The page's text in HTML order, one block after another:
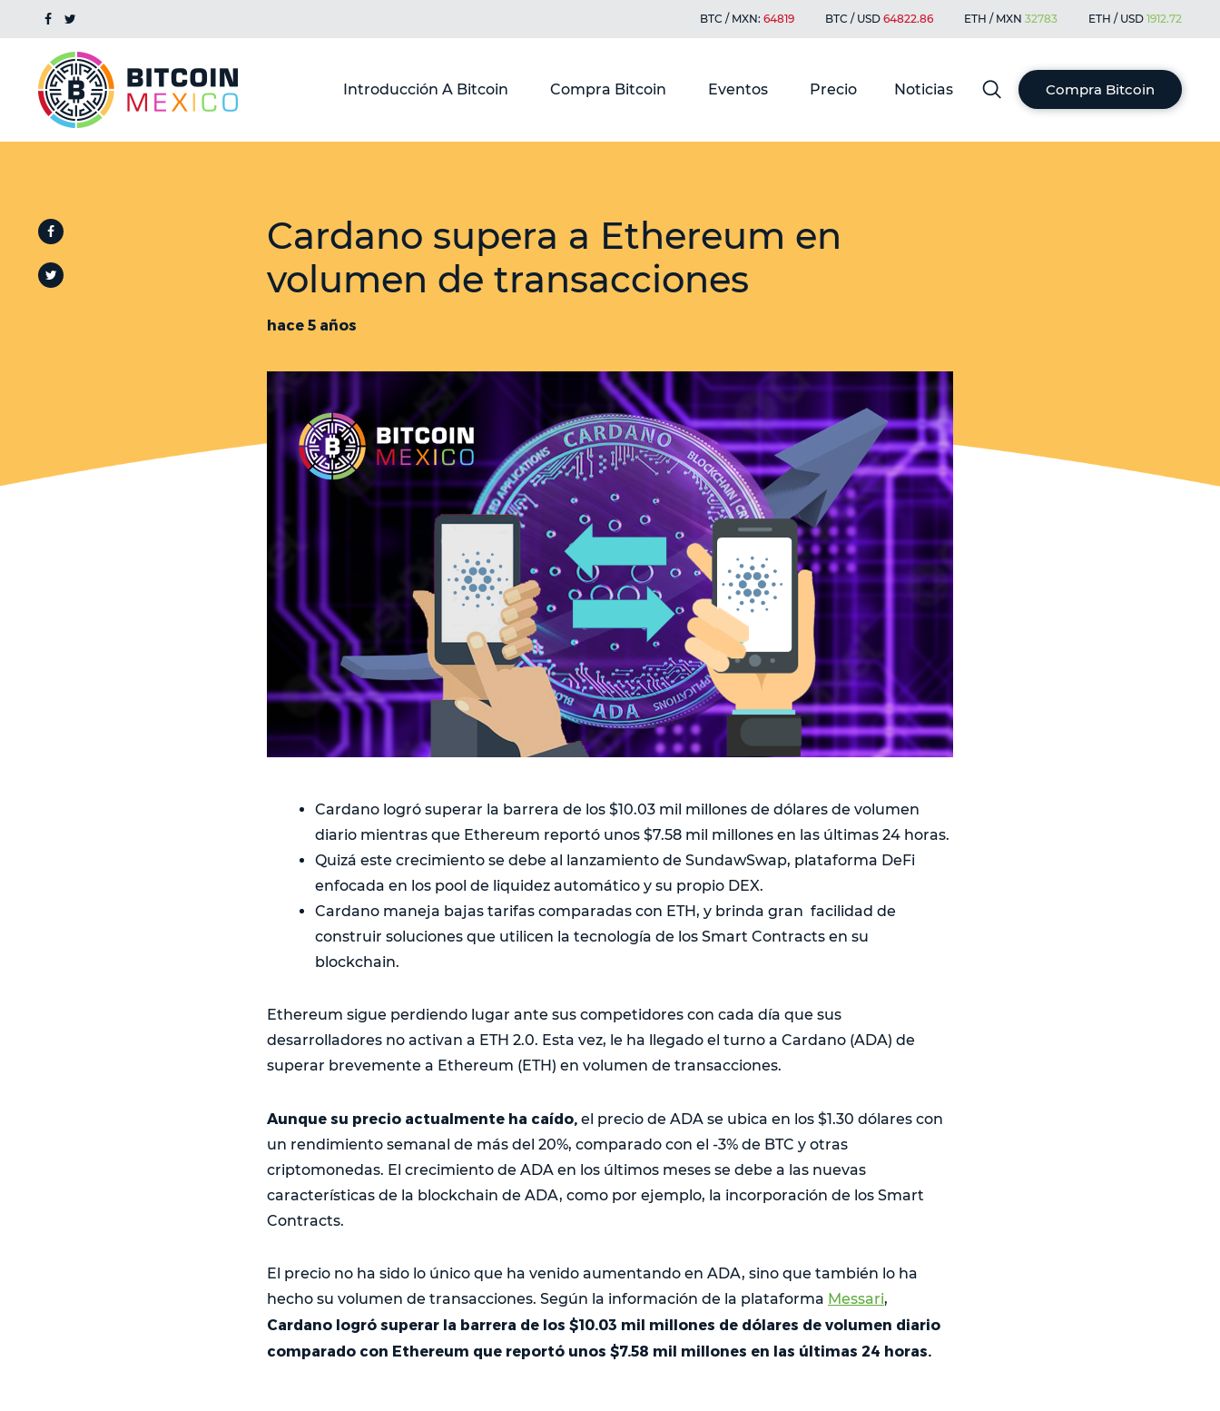
BTC / MXN: 64819 BTC / USD 64822.86 ETH / MXN 32783 ETH / USD 1912.72
Introducción A Bitcoin Compra Bitcoin Eventos Precio Noticias Compra Bitcoin
Cardano supera a Ethereum en
volumen de transacciones
hace 5 años
Cardano logró superar la barrera de los $10.03 mil millones de dólares de volumen
diario mientras que Ethereum reportó unos $7.58 mil millones en las últimas 24 horas.
Quizá este crecimiento se debe al lanzamiento de SundawSwap, plataforma DeFi
enfocada en los pool de liquidez automático y su propio DEX.
Cardano maneja bajas tarifas comparadas con ETH, y brinda gran facilidad de
construir soluciones que utilicen la tecnología de los Smart Contracts en su
blockchain.
Ethereum sigue perdiendo lugar ante sus competidores con cada día que sus
desarrolladores no activan a ETH 2.0. Esta vez, le ha llegado el turno a Cardano (ADA) de
superar brevemente a Ethereum (ETH) en volumen de transacciones.
Aunque su precio actualmente ha caído, el precio de ADA se ubica en los $1.30 dólares con
un rendimiento semanal de más del 20%, comparado con el -3% de BTC y otras
criptomonedas. El crecimiento de ADA en los últimos meses se debe a las nuevas
características de la blockchain de ADA, como por ejemplo, la incorporación de los Smart
Contracts.
El precio no ha sido lo único que ha venido aumentando en ADA, sino que también lo ha
hecho su volumen de transacciones. Según la información de la plataforma Messari,
Cardano logró superar la barrera de los $10.03 mil millones de dólares de volumen diario
comparado con Ethereum que reportó unos $7.58 mil millones en las últimas 24 horas.